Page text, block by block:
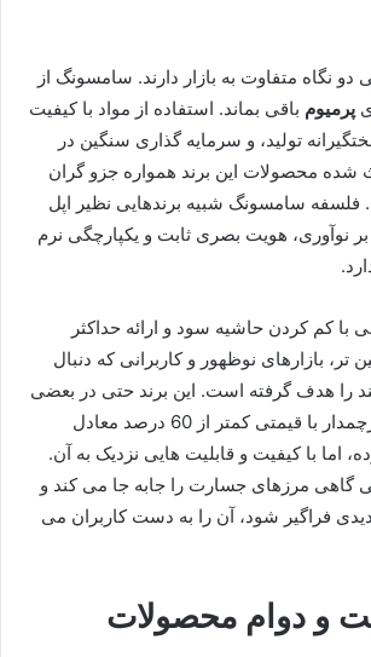
نگاه متفاوت به بازار دارند. سامسونگ از
پرمیوم باقی بماند. استفاده از مواد با کیفیت
تولید، و سرمایه گذاری سنگین در
شده محصولات این برند همواره جزو گران
فلسفه سامسونگ شبیه برندهایی نظیر اپل
نوآوری، هویت بصری ثابت و یکپارچگی نرم
با کم کردن حاشیه سود و ارائه حداکثر
تر، بازارهای نوظهور و کاربرانی که دنبال
را هدف گرفته است. این برند حتی در بعضی
سال ها محصولات پرچمدار با قیمتی کمتر از 60 درصد معادل
اما با کیفیت و قابلیت هایی نزدیک به آن.
گاهی مرزهای جسارت را جابه جا می کند و
فراگیر شود، آن را به دست کاربران می
و دوام محصولات